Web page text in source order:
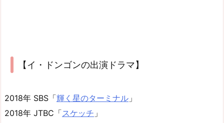
【イ・ドンゴンの出演ドラマ】
2018年 SBS「輝く星のターミナル 」
2018年 JTBC「スケッチ 」